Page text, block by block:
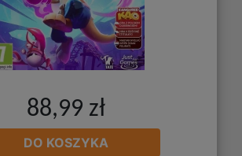
88,99 zł
DO KOSZYKA